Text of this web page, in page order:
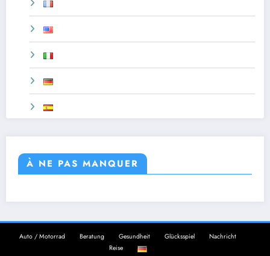
À NE PAS MANQUER
Auto / Motorrad Beratung Gesundheit Glücksspiel
Nachricht
Reise